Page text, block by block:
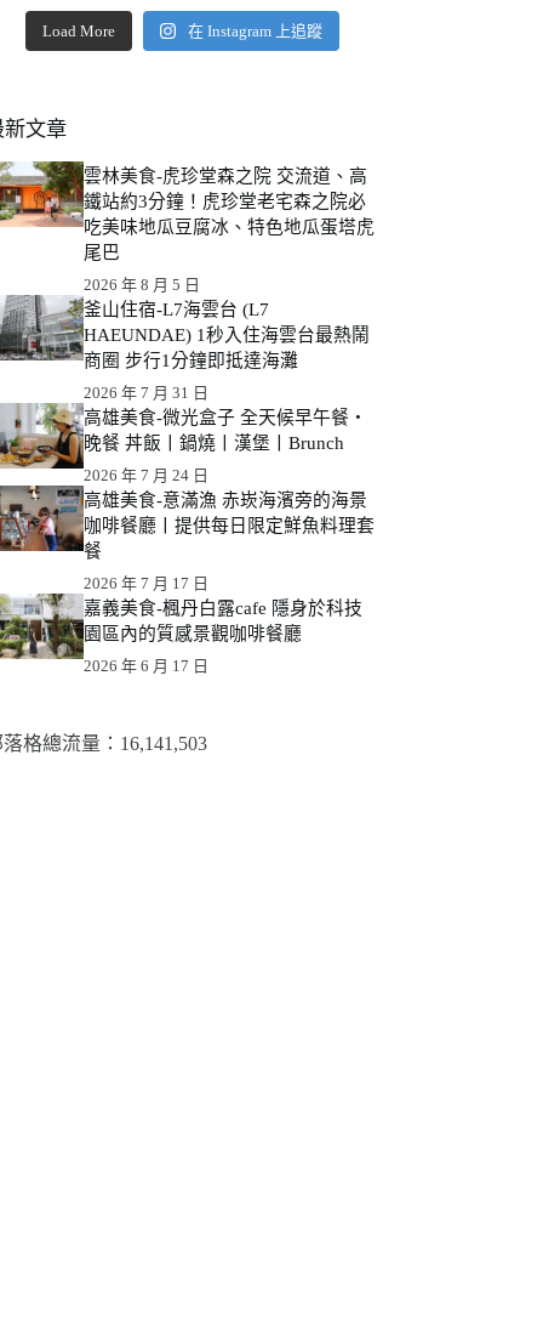
Load More 在 Instagram 上追蹤
新文章
雲林美食-虎珍堂森之院 交流道、高
鐵站約3分鐘！虎珍堂老宅森之院必
吃美味地瓜豆腐冰、特色地瓜蛋塔虎
尾巴
2026 年 8 月 5 日
釜山住宿-L7海雲台 (L7
HAEUNDAE) 1秒入住海雲台最熱鬧
商圈 步行1分鐘即抵達海灘
2026 年 7 月 31 日
高雄美食-微光盒子 全天候早午餐・
晚餐 丼飯丨鍋燒丨漢堡丨Brunch
2026 年 7 月 24 日
高雄美食-意滿漁 赤崁海濱旁的海景
咖啡餐廳丨提供每日限定鮮魚料理套
餐
2026 年 7 月 17 日
嘉義美食-楓丹白露cafe 隱身於科技
園區內的質感景觀咖啡餐廳
2026 年 6 月 17 日
格總流量：​16,141,503